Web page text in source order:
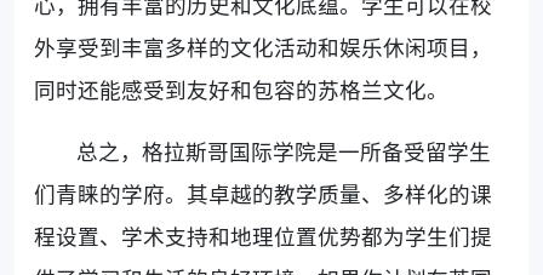
外享受到丰富多样的文化活动和娱乐休闲项目，
同时还能感受到友好和包容的苏格兰文化。
总之，格拉斯哥国际学院是一所备受留学生
们青睐的学府。其卓越的教学质量、多样化的课
程设置、学术支持和地理位置优势都为学生们提